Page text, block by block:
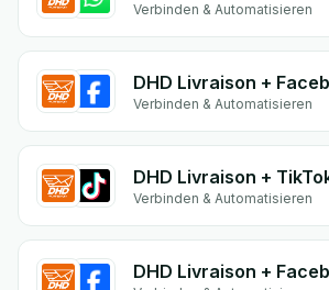
Verbinden & Automatisieren
Verbinden & Automatisieren
DHD Livraison +
Verbinden & Automatisieren